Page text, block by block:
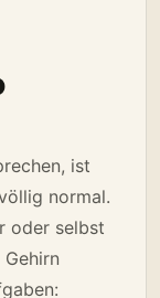
ist
normal.
oder selbst